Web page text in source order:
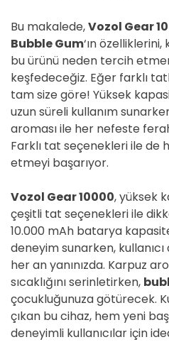
Bu makalede,Vozol Gear
Bubble Gum‘ın
bu ürünü neden tercih
keşfedeceğiz. Eğer farklı
tam size göre! Yüksek
uzun süreli kullanım
aroması ile her nefeste
Farklı tat seçenekleri ile de
etmeyi başarıyor.
Vozol Gear 10000, yüksek
çeşitli tat seçenekleri ile
10.000 mAh batarya
deneyim sunarken,
her an yanınızda. Karpuz
sıcaklığını serinletirken,
çocukluğunuza götürecek.
çıkan bu cihaz, hem yeni
deneyimli kullanıcılar için